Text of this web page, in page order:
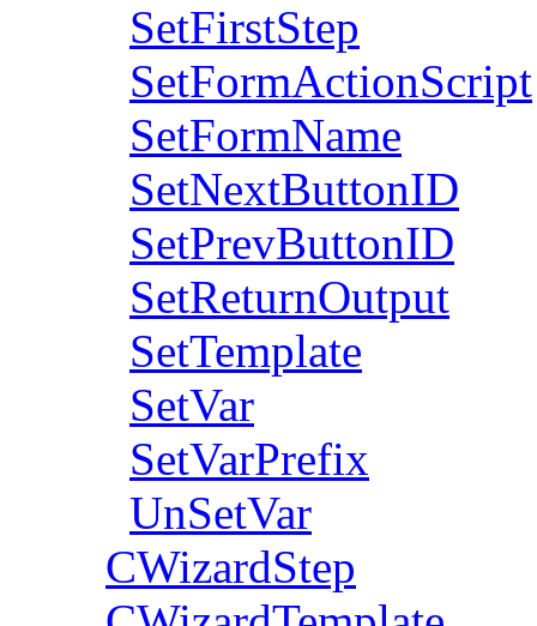
SetFirstStep
SetFormActionScript
SetFormName
SetNextButtonID
SetPrevButtonID
SetReturnOutput
SetTemplate
SetVar
SetVarPrefix
UnSetVar
CWizardStep